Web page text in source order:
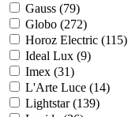
Gauss (79)
Globo (272)
Horoz Electric (115)
Ideal Lux (9)
Imex (31)
L'Arte Luce (14)
Lightstar (139)